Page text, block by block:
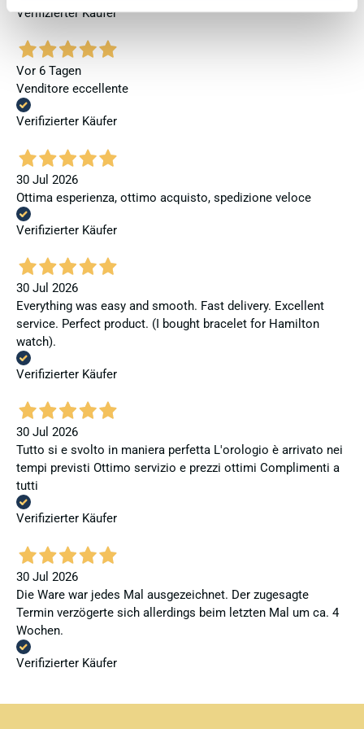
Verifizierter Käufer
Vor 6 Tagen
Venditore eccellente
Verifizierter Käufer
30 Jul 2026
Ottima esperienza, ottimo acquisto, spedizione veloce
Verifizierter Käufer
30 Jul 2026
Everything was easy and smooth. Fast delivery. Excellent
service. Perfect product. (I bought bracelet for Hamilton
watch).
Verifizierter Käufer
30 Jul 2026
Tutto si e svolto in maniera perfetta L'orologio è arrivato nei
tempi previsti Ottimo servizio e prezzi ottimi Complimenti a
tutti
Verifizierter Käufer
30 Jul 2026
Die Ware war jedes Mal ausgezeichnet. Der zugesagte
Termin verzögerte sich allerdings beim letzten Mal um ca. 4
Wochen.
Verifizierter Käufer